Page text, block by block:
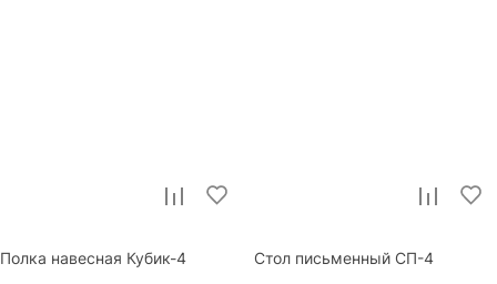
Полка навесная Кубик-4 Стол письменный СП-4